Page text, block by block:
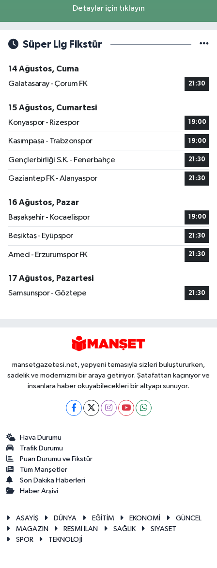
Detaylar için tıklayın
Süper Lig Fikstür
14 Ağustos, Cuma
Galatasaray - Çorum FK
21:30
15 Ağustos, Cumartesi
Konyaspor - Rizespor
19:00
Kasımpaşa - Trabzonspor 19:00
Gençlerbirliği S.K. - Fenerbahçe 21:30
Gaziantep FK - Alanyaspor 21:30
16 Ağustos, Pazar
Başakşehir - Kocaelispor
19:00
Beşiktaş - Eyüpspor 21:30
Amed - Erzurumspor FK 21:30
17 Ağustos, Pazartesi
Samsunspor - Göztepe
21:30
mansetgazetesi.net, yepyeni temasıyla sizleri buluştururken,
sadelik ve modernizmi bir araya getiriyor. Şatafattan kaçınıyor ve
insanlara haber okuyabilecekleri bir altyapı sunuyor.
Hava Durumu
Trafik Durumu
Puan Durumu ve Fikstür
Tüm Manşetler
Son Dakika Haberleri
Haber Arşivi
ASAYİŞ DÜNYA EĞİTİM EKONOMİ
GÜNCEL
MAGAZİN
RESMİ İLAN SAĞLIK
SİYASET
SPOR
TEKNOLOJİ